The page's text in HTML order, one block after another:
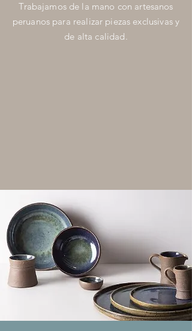
Trabajamos de la mano con artesanos
peruanos para realizar piezas exclusivas y
de alta calidad.